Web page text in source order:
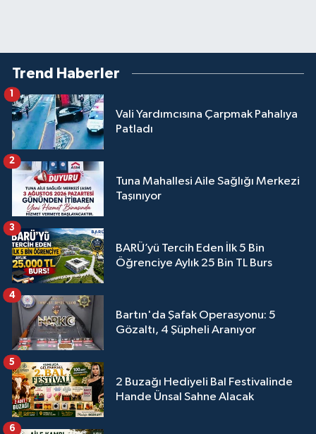
Trend Haberler
Vali Yardımcısına Çarpmak Pahalıya
Patladı
1
Tuna Mahallesi Aile Sağlığı Merkezi
Taşınıyor
2
BARÜ’yü Tercih Eden İlk 5 Bin
Öğrenciye Aylık 25 Bin TL Burs
3
Bartın'da Şafak Operasyonu: 5
Gözaltı, 4 Şüpheli Aranıyor
4
2 Buzağı Hediyeli Bal Festivalinde
Hande Ünsal Sahne Alacak
5
6